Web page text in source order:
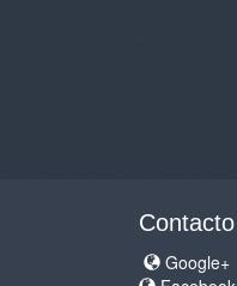
Contacto
Google+